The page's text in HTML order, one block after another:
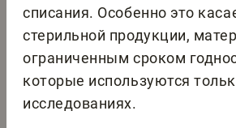
списания. Особенно это
стерильной продукции,
ограниченным сроком
которые используются
исследованиях.